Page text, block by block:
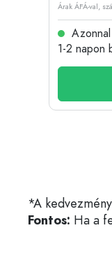
Árak ÁFÁ-val,
1-2 napon
*A
Fontos: Ha a